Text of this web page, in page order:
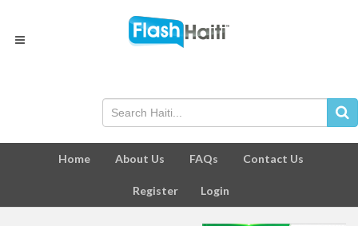
Home About Us FAQs Contact Us
Register Login